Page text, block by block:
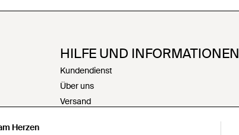
Herzen
HILFE UND INFORMATIONEN
Kundendienst
Über uns
Versand